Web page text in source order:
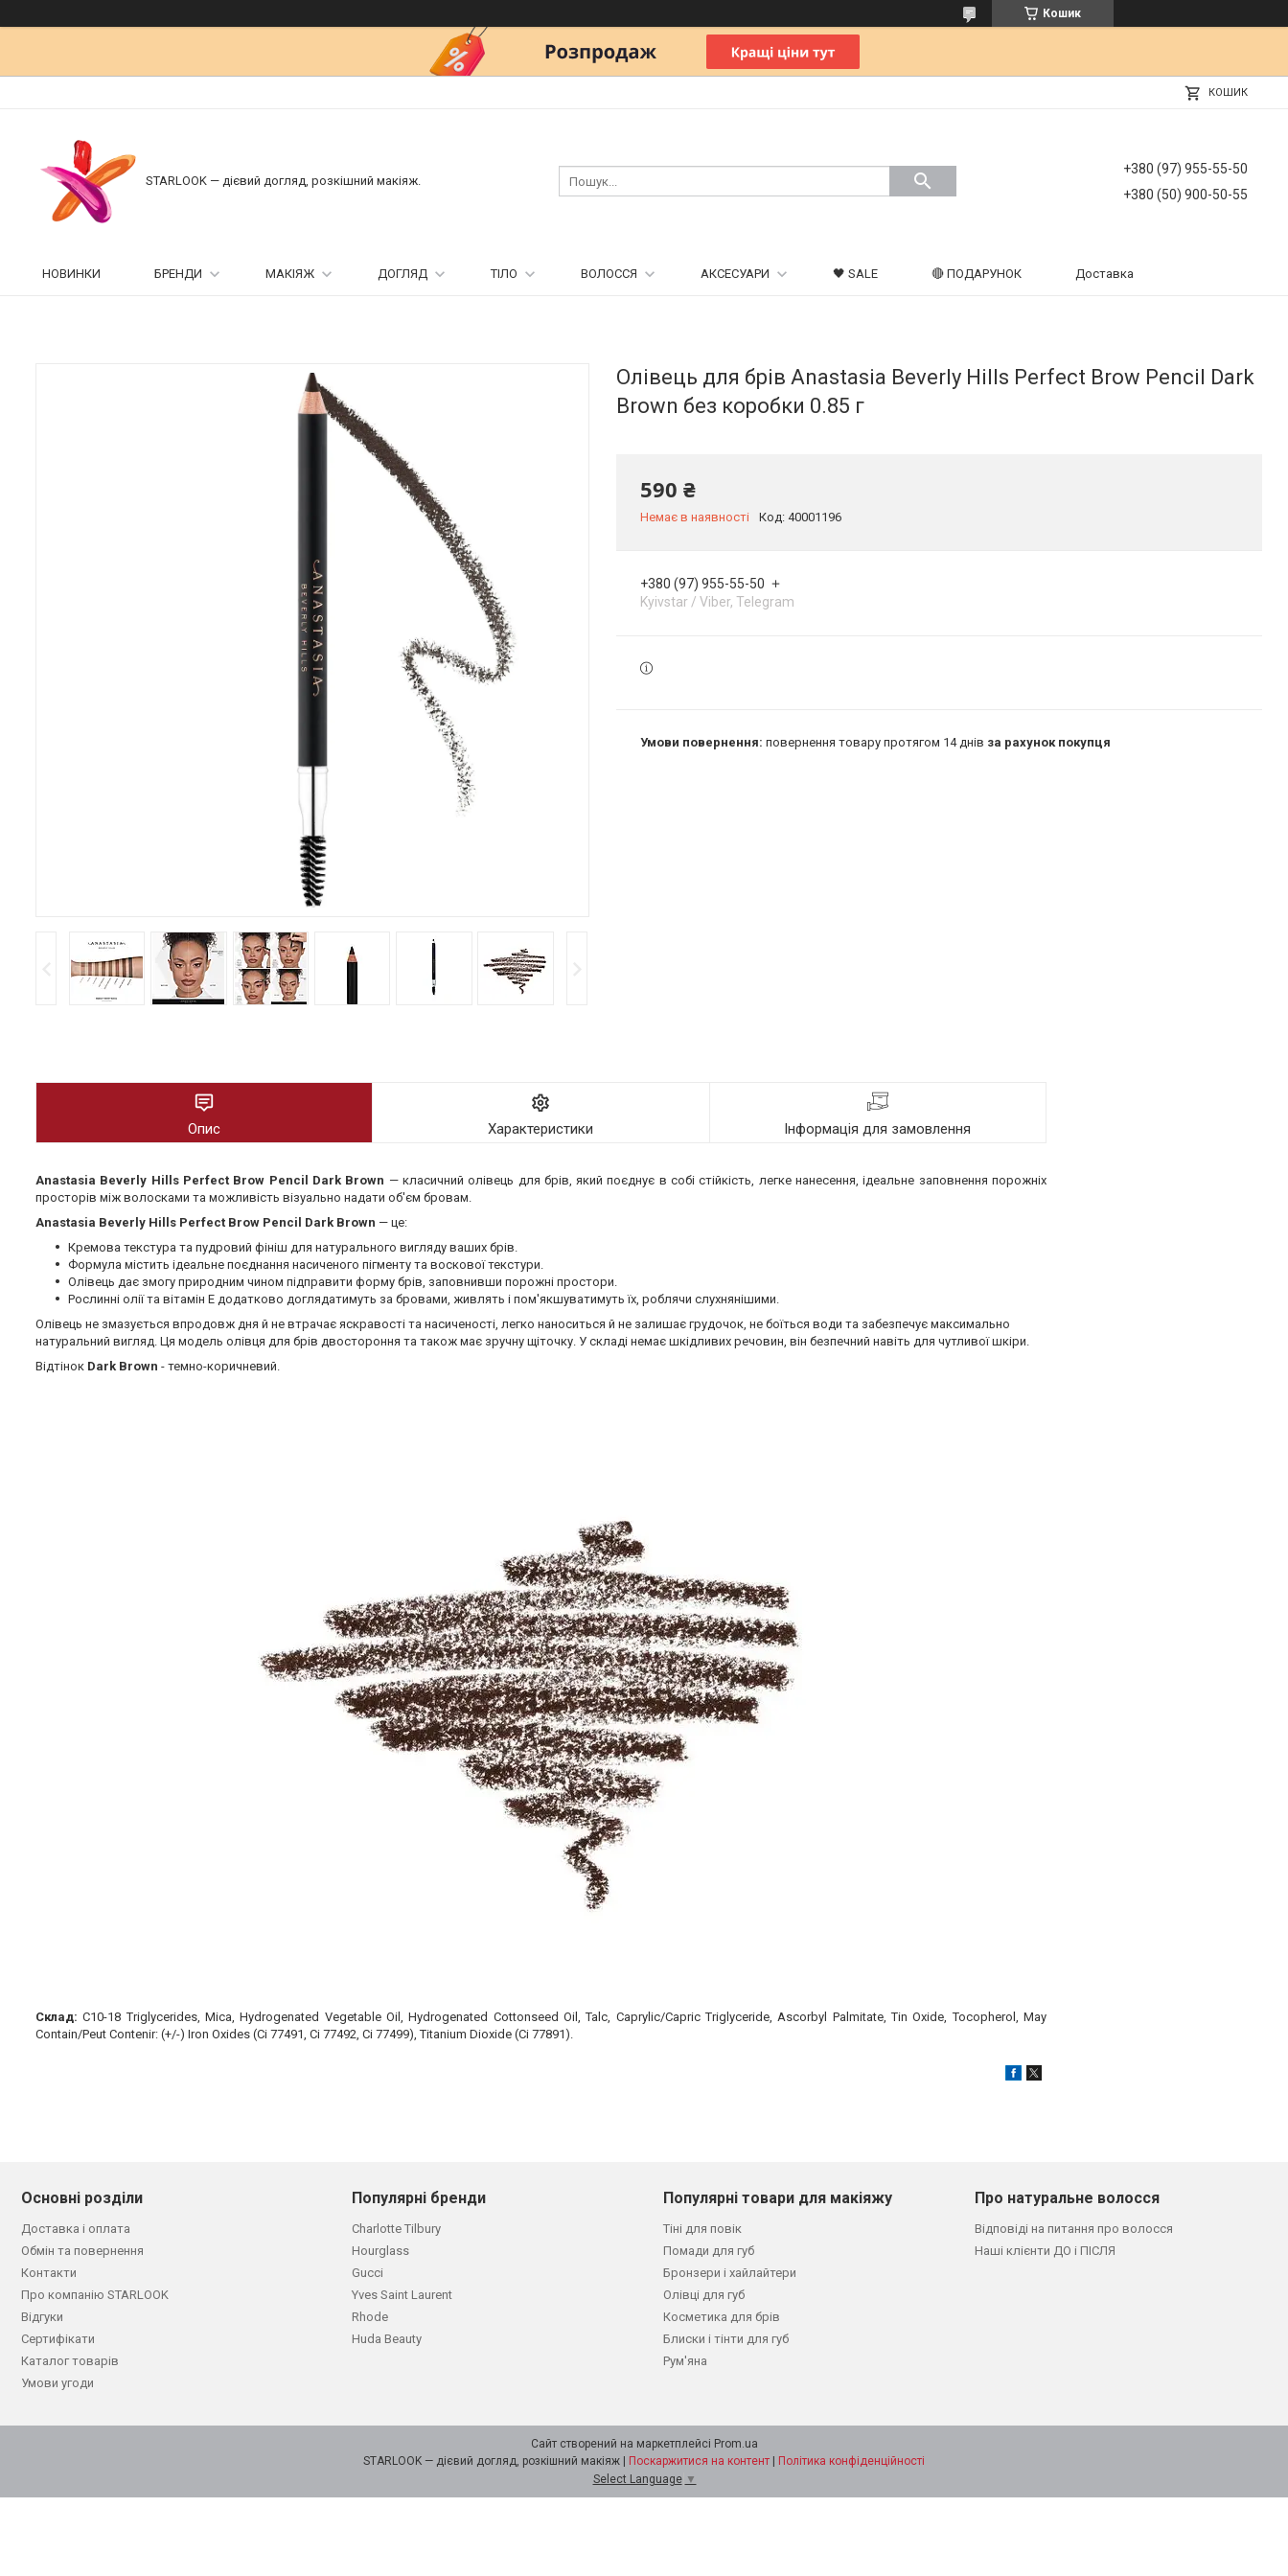
Кошик
КОШИК
STARLOOK — дієвий догляд, розкішний макіяж.
+380 (97) 955-55-50
+380 (50) 900-50-55
НОВИНКИ БРЕНДИ МАКІЯЖ ДОГЛЯД ТІЛО ВОЛОССЯ АКСЕСУАРИ 🖤 SALE 🔴 ПОДАРУНОК Доставка
Олівець для брів Anastasia Beverly Hills Perfect Brow Pencil Dark
Brown без коробки 0.85 г
590 ₴
Немає в наявності Код: 40001196
+380 (97) 955-55-50
Kyivstar / Viber, Telegram
повернення товару протягом 14 днів за рахунок покупця
Опис Характеристики Інформація для замовлення
Anastasia Beverly Hills Perfect Brow Pencil Dark Brown — класичний олівець для брів, який поєднує в собі стійкість, легке нанесення, ідеальне заповнення порожніх
просторів між волосками та можливість візуально надати об'єм бровам.
Anastasia Beverly Hills Perfect Brow Pencil Dark Brown — це:
Кремова текстура та пудровий фініш для натурального вигляду ваших брів.
Формула містить ідеальне поєднання насиченого пігменту та воскової текстури.
Олівець дає змогу природним чином підправити форму брів, заповнивши порожні простори.
Рослинні олії та вітамін Е додатково доглядатимуть за бровами, живлять і пом'якшуватимуть їх, роблячи слухнянішими.
Олівець не змазується впродовж дня й не втрачає яскравості та насиченості, легко наноситься й не залишає грудочок, не боїться води та забезпечує максимально
натуральний вигляд. Ця модель олівця для брів двостороння та також має зручну щіточку. У складі немає шкідливих речовин, він безпечний навіть для чутливої шкіри.
Відтінок Dark Brown - темно-коричневий.
Склад:C10-18 Triglycerides, Mica, Hydrogenated Vegetable Oil, Hydrogenated Cottonseed Oil, Talc, Caprylic/Capric Triglyceride, Ascorbyl Palmitate, Tin Oxide, Tocopherol, May
Contain/Peut Contenir: (+/-) Iron Oxides (Ci 77491, Ci 77492, Ci 77499), Titanium Dioxide (Ci 77891).
Основні розділи
Доставка і оплата
Обмін та повернення
Контакти
Про компанію STARLOOK
Відгуки
Сертифікати
Каталог товарів
Умови угоди
Популярні бренди
Charlotte Tilbury
Hourglass
Gucci
Yves Saint Laurent
Rhode
Huda Beauty
Популярні товари для макіяжу
Тіні для повік
Помади для губ
Бронзери і хайлайтери
Олівці для губ
Косметика для брів
Блиски і тінти для губ
Рум'яна
Про натуральне волосся
Відповіді на питання про волосся
Наші клієнти ДО і ПІСЛЯ
Сайт створений на маркетплейсі Prom.ua
Поскаржитися на контент
Політика конфіденційності
Select Language ▼